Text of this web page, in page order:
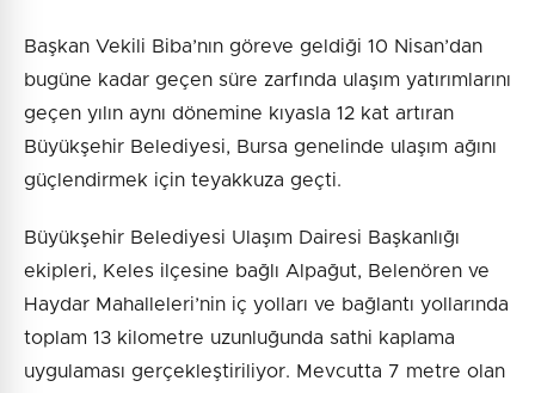
Başkan Vekili Biba’nın göreve geldiği 10 Nisan’dan
bugüne kadar geçen süre zarfında ulaşım yatırımlarını
geçen yılın aynı dönemine kıyasla 12 kat artıran
Büyükşehir Belediyesi, Bursa genelinde ulaşım ağını
güçlendirmek için teyakkuza geçti.
Büyükşehir Belediyesi Ulaşım Dairesi Başkanlığı
ekipleri, Keles ilçesine bağlı Alpağut, Belenören ve
Haydar Mahalleleri’nin iç yolları ve bağlantı yollarında
toplam 13 kilometre uzunluğunda sathi kaplama
uygulaması gerçekleştiriliyor. Mevcutta 7 metre olan